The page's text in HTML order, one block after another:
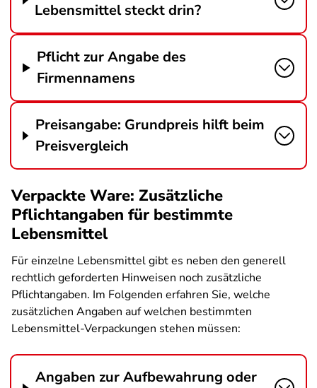
Lebensmittel steckt drin?
Pflicht zur Angabe des
Firmennamens
Preisangabe: Grundpreis hilft beim
Preisvergleich
Verpackte Ware: Zusätzliche
Pflichtangaben für bestimmte
Lebensmittel
Für einzelne Lebensmittel gibt es neben den generell
rechtlich geforderten Hinweisen noch zusätzliche
Pflichtangaben. Im Folgenden erfahren Sie, welche
zusätzlichen Angaben auf welchen bestimmten
Lebensmittel-Verpackungen stehen müssen:
Angaben zur Aufbewahrung oder